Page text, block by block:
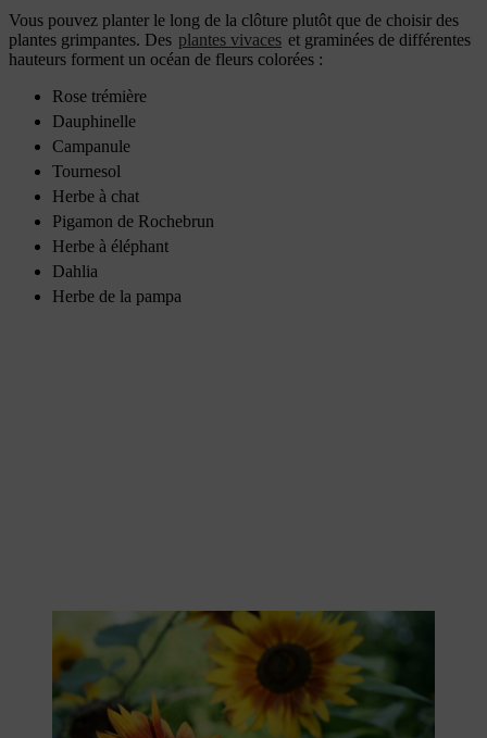
Vous pouvez planter le long de la clôture plutôt que de choisir des
plantes grimpantes. Des plantes vivaces et graminées de différentes
hauteurs forment un océan de fleurs colorées :
Rose trémière
Dauphinelle
Campanule
Tournesol
Herbe à chat
Pigamon de Rochebrun
Herbe à éléphant
Dahlia
Herbe de la pampa